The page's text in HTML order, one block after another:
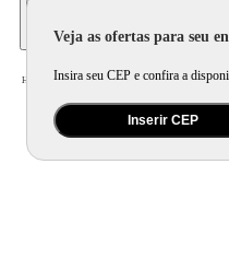
Veja as ofertas para seu
Insira seu CEP e confira a
Inserir CEP
Home Ar e Ventilação / Ar Condicionado